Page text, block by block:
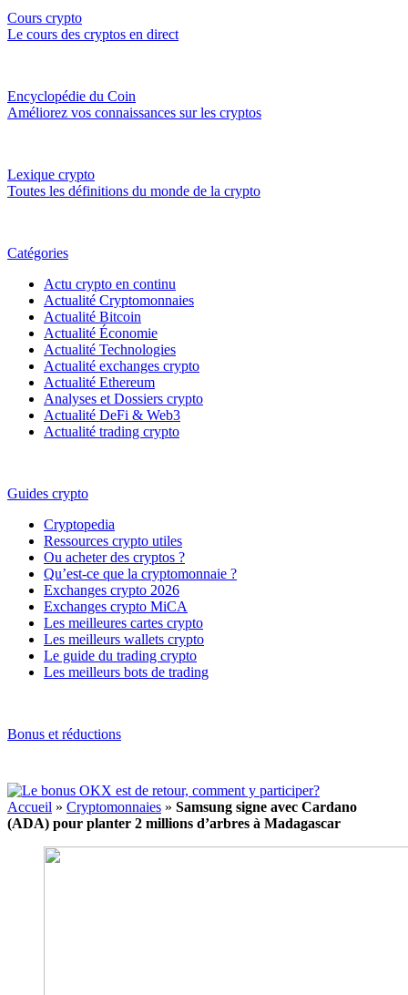
Cours crypto
Le cours des cryptos en direct
Encyclopédie du Coin
Améliorez vos connaissances sur les cryptos
Lexique crypto
Toutes les définitions du monde de la crypto
Catégories
Actu crypto en continu
Actualité Cryptomonnaies
Actualité Bitcoin
Actualité Économie
Actualité Technologies
Actualité exchanges crypto
Actualité Ethereum
Analyses et Dossiers crypto
Actualité DeFi & Web3
Actualité trading crypto
Guides crypto
Cryptopedia
Ressources crypto utiles
Ou acheter des cryptos ?
Qu’est-ce que la cryptomonnaie ?
Exchanges crypto 2026
Exchanges crypto MiCA
Les meilleures cartes crypto
Les meilleurs wallets crypto
Le guide du trading crypto
Les meilleurs bots de trading
Bonus et réductions
Accueil » Cryptomonnaies » Samsung signe avec Cardano
(ADA) pour planter 2 millions d’arbres à Madagascar